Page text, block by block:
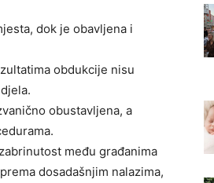
dok je obavljena i
obdukcije nisu
obustavljena, a
među građanima
dosadašnjim nalazima,